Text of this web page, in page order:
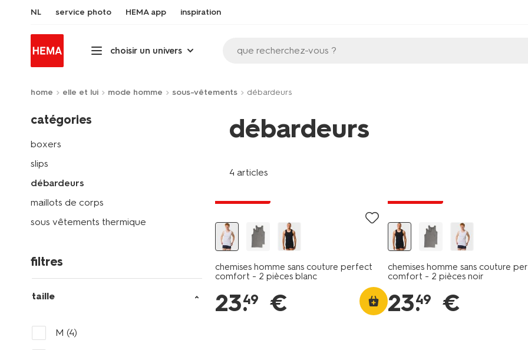
NL service photo HEMA app inspiration
choisir un univers que recherchez-vous ?
home elle et lui mode homme sous-vêtements débardeurs
catégories
boxers
slips
débardeurs
maillots de corps
sous vêtements thermique
filtres
taille
M (4)
débardeurs
4 articles
chemises homme sans couture perfect
comfort - 2 pièces blanc
23.
49 €
chemises homme sans couture
comfort - 2 pièces noir
23.
49 €